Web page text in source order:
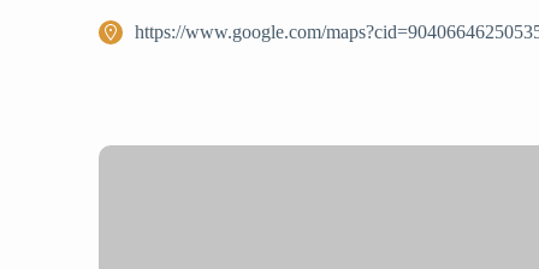
https://www.google.com/